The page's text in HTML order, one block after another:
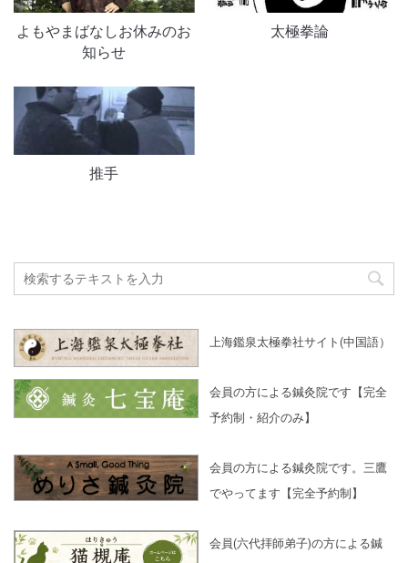
よもやまばなしお休みのお
知らせ
太極拳論
推手
上海鑑泉太極拳社サイト(中国語）
会員の方による鍼灸院です【完全
予約制・紹介のみ】
会員の方による鍼灸院です。三鷹
でやってます【完全予約制】
会員(六代拝師弟子)の方による鍼